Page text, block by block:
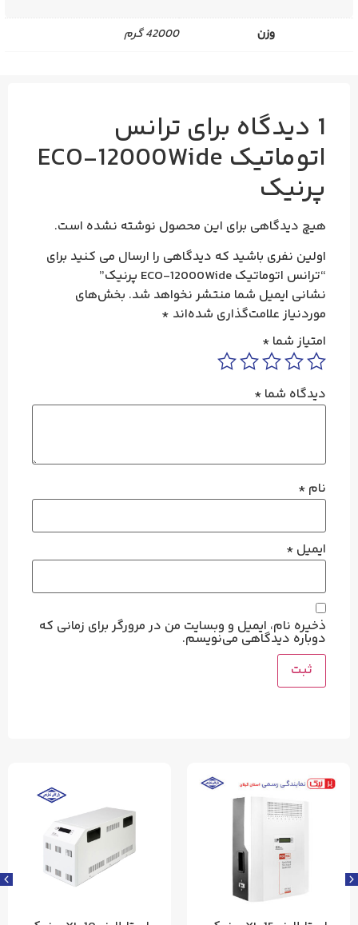
وزن 42000 گرم
1 دیدگاه برای ترانس
اتوماتیک ECO-12000Wide
پرنیک
هیچ دیدگاهی برای این محصول نوشته نشده است.
اولین نفری باشید که دیدگاهی را ارسال می کنید برای
“ترانس اتوماتیک ECO-12000Wide پرنیک”
نشانی ایمیل شما منتشر نخواهد شد. بخش‌های
موردنیاز علامت‌گذاری شده‌اند *
امتیاز شما *
دیدگاه شما *
نام *
ایمیل *
ذخیره نام، ایمیل و وبسایت من در مرورگر برای زمانی که
دوباره دیدگاهی می‌نویسم.